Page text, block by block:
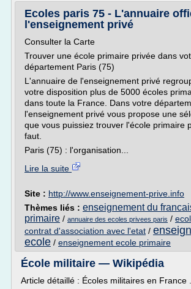
Ecoles paris 75 - L'annuaire
l'enseignement privé
Consulter la Carte
Trouver une école primaire privée dans
département Paris (75)
L'annuaire de l'enseignement privé
votre disposition plus de 5000 écoles
dans toute la France. Dans votre
l'enseignement privé vous propose une
que vous puissiez trouver l'école primaire
faut.
Paris (75) : l'organisation...
Lire la suite
Site : http://www.enseignement-prive.info
Thèmes liés : enseignement du
primaire / annuaire des ecoles privees paris /
contrat d'association avec l'etat /
ecole / enseignement ecole primaire
École militaire — Wikipédia
Article détaillé : Écoles militaires en France .